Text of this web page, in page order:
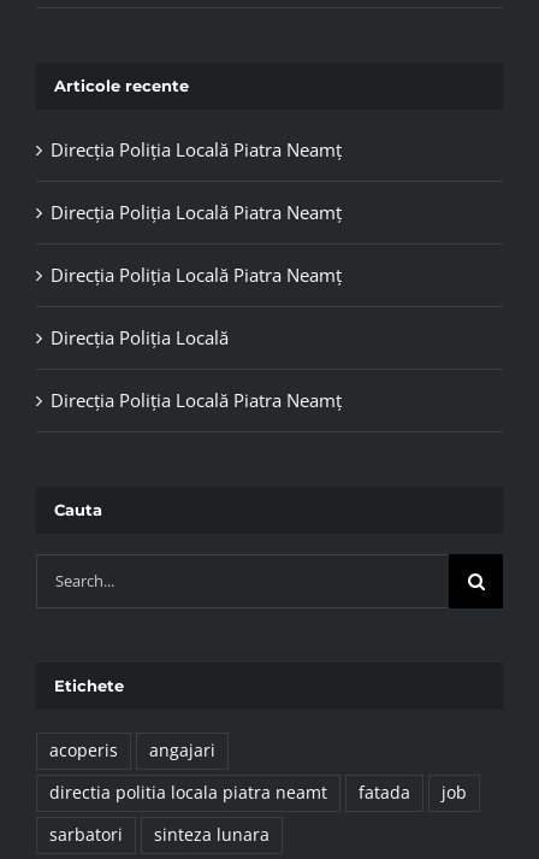
Articole recente
Direcția Poliția Locală Piatra Neamț
Direcția Poliția Locală Piatra Neamț
Direcția Poliția Locală Piatra Neamț
Direcția Poliția Locală
Direcția Poliția Locală Piatra Neamț
Cauta
Cauta:
Etichete
acoperis
angajari
directia politia locala piatra neamt
fatada
job
sarbatori
sinteza lunara